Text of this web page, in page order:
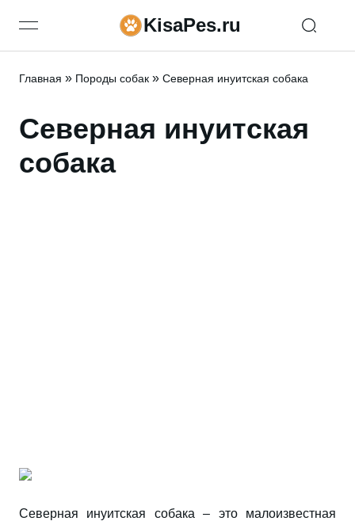
open navigation menuKisaPes.ru
Главная » Породы собак » Северная инуитская собака
Северная инуитская
собака
Северная инуитская собака – это малоизвестная